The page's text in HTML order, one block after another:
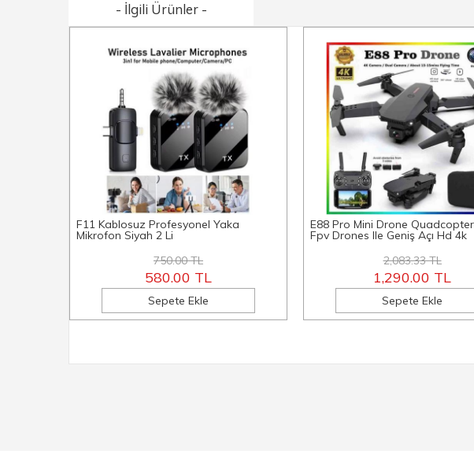
- İlgili Ürünler -
F11 Kablosuz Profesyonel Yaka
Mikrofon Siyah 2 Li
750.00 TL
580.00 TL
Sepete Ekle
E88 Pro Mini Drone
Fpv Drones Ile Geniş Açı Hd 4k
2,083.33 TL
1,290.00 TL
Sepete Ekle